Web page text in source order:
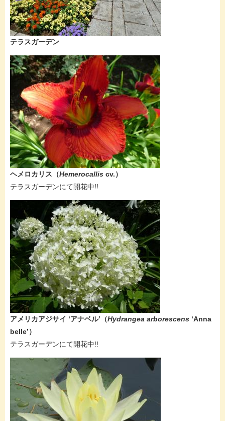
テラスガーデン
ヘメロカリス （Hemerocallis cv.）
​テラスガーデンにて開花中!!
アメリカアジサイ ‘アナベル’​​（Hydrangea arborescens ‘Anna
belle’​）
​テラスガーデンにて開花中!!